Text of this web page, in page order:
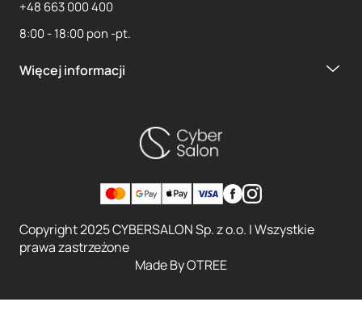
+48 663 000 400
8:00 - 18:00 pon -pt.
Więcej informacji
Copyright 2025 CYBERSALON Sp. z o.o. | Wszystkie
prawa zastrzeżone
Made ByOTREE